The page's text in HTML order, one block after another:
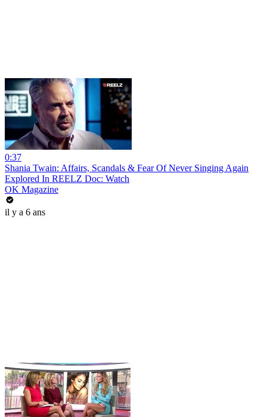
0:37
Shania Twain: Affairs, Scandals & Fear Of Never Singing Again
Explored In REELZ Doc: Watch
OK Magazine
il y a 6 ans